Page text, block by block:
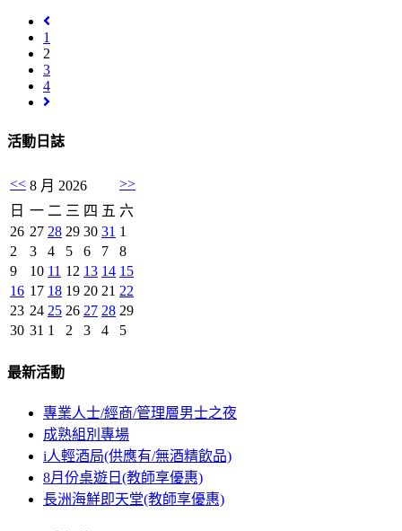
1
2
3
4
活動日誌
<< 8 月 2026
>>
日 一 二 三 四 五 六
26 27 28 29 30 31 1
2
3 4 5 6 7
8
9
10 11 12 13 14 15
16 17 18 19 20 21 22
23 24 25 26 27 28 29
30 31 1 2 3 4 5
最新活動
專業人士/經商/管理層男士之夜
成熟組別專場
i人輕酒局(供應有/無酒精飲品)
8月份桌遊日(教師享優惠)
長洲海鮮即天堂(教師享優惠)